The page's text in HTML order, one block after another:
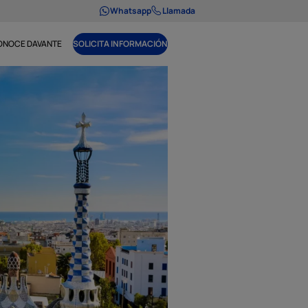
Whatsapp Llamada
DAVANTE SOLICITA INFORMACIÓN